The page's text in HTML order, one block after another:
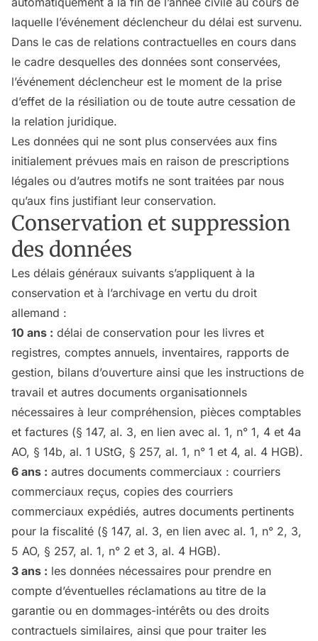
laquelle l’événement déclencheur du délai est survenu.
Dans le cas de relations contractuelles en cours dans
le cadre desquelles des données sont conservées,
l’événement déclencheur est le moment de la prise
d’effet de la résiliation ou de toute autre cessation de
la relation juridique.
Les données qui ne sont plus conservées aux fins
initialement prévues mais en raison de prescriptions
légales ou d’autres motifs ne sont traitées par nous
qu’aux fins justifiant leur conservation.
Conservation et suppression
des données
Les délais généraux suivants s’appliquent à la
conservation et à l’archivage en vertu du droit
allemand :
10 ans : délai de conservation pour les livres et
registres, comptes annuels, inventaires, rapports de
gestion, bilans d’ouverture ainsi que les instructions de
travail et autres documents organisationnels
nécessaires à leur compréhension, pièces comptables
et factures (§ 147, al. 3, en lien avec al. 1, n° 1, 4 et 4a
AO, § 14b, al. 1 UStG, § 257, al. 1, n° 1 et 4, al. 4 HGB).
6 ans : autres documents commerciaux : courriers
commerciaux reçus, copies des courriers
commerciaux expédiés, autres documents pertinents
pour la fiscalité (§ 147, al. 3, en lien avec al. 1, n° 2, 3,
5 AO, § 257, al. 1, n° 2 et 3, al. 4 HGB).
3 ans : les données nécessaires pour prendre en
compte d’éventuelles réclamations au titre de la
garantie ou en dommages-intérêts ou des droits
contractuels similaires, ainsi que pour traiter les